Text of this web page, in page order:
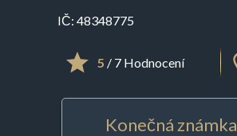
IČ: 48348775
5 / 7 Hodnocení
Konečná známka